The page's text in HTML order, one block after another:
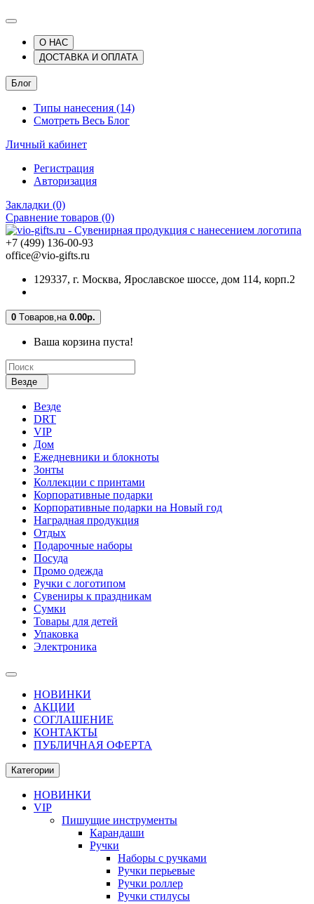
О НАС
ДОСТАВКА И ОПЛАТА
Блог
Типы нанесения (14)
Смотреть Весь Блог
Личный кабинет
Регистрация
Авторизация
Закладки (0)
Сравнение товаров (0)
+7 (499) 136-00-93
office@vio-gifts.ru
129337, г. Москва, Ярославское шоссе, дом 114, корп.2
0 Tоваров,на 0.00р.
Ваша корзина пуста!
Везде
Везде
DRT
VIP
Дом
Ежедневники и блокноты
Зонты
Коллекции с принтами
Корпоративные подарки
Корпоративные подарки на Новый год
Наградная продукция
Отдых
Подарочные наборы
Посуда
Промо одежда
Ручки с логотипом
Сувениры к праздникам
Сумки
Товары для детей
Упаковка
Электроника
НОВИНКИ
АКЦИИ
СОГЛАШЕНИЕ
КОНТАКТЫ
ПУБЛИЧНАЯ ОФЕРТА
Категории
НОВИНКИ
VIP
Пишущие инструменты
Карандаши
Ручки
Наборы с ручками
Ручки перьевые
Ручки роллер
Ручки стилусы